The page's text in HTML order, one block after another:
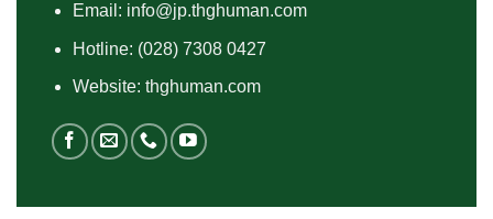
Email: info@jp.thghuman.com
Hotline: (028) 7308 0427
Website: thghuman.com